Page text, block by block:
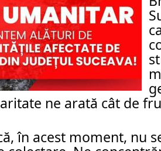
ne arată cât de
în acest moment, nu